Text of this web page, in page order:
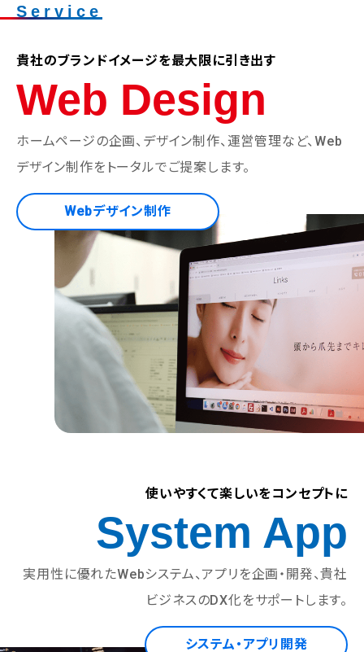
Service
貴社のブランドイメージを最大限に引き出す
Web Design
ホームページの企画、デザイン制作、運営管理など、Web
デザイン制作をトータルでご提案します。
Webデザイン制作
使いやすくて楽しいをコンセプトに
System App
実用性に優れたWebシステム、アプリを企画・開発、貴社
ビジネスのDX化をサポートします。
システム・アプリ開発